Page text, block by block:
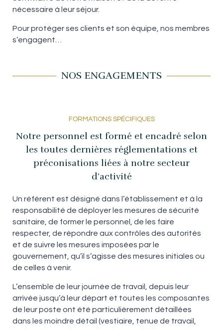
nécessaire à leur séjour.
Pour protéger ses clients et son équipe, nos membres
s’engagent…
NOS ENGAGEMENTS
FORMATIONS SPÉCIFIQUES
Notre personnel est formé et encadré selon
les toutes dernières réglementations et
préconisations liées à notre secteur
d’activité
Un référent est désigné dans l’établissement et à la
responsabilité de déployer les mesures de sécurité
sanitaire, de former le personnel, de les faire
respecter, de répondre aux contrôles des autorités
et de suivre les mesures imposées par le
gouvernement, qu’il s’agisse des mesures initiales ou
de celles à venir.
L’ensemble de leur journée de travail, depuis leur
arrivée jusqu’à leur départ et toutes les composantes
de leur poste ont été particulièrement détaillées
dans les moindre détail (vestiaire, tenue de travail,